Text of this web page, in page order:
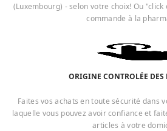
(Luxembourg) - selon votre choix! Ou
commande à la
ORIGINE CONTROLÉE DES
Faites vos achats en toute sécurité dans
laquelle vous pouvez avoir confiance et
articles à votre